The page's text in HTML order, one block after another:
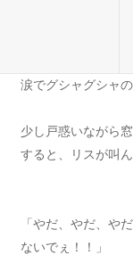
涙でグシャグシャ
少し戸惑いながら
すると、リスが叫
「やだ、やだ、や
ないでぇ！！」